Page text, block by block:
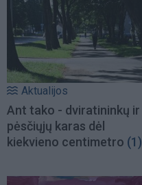
Aktualijos
Ant tako - dviratininkų ir
pėsčiųjų karas dėl
kiekvieno centimetro (1)